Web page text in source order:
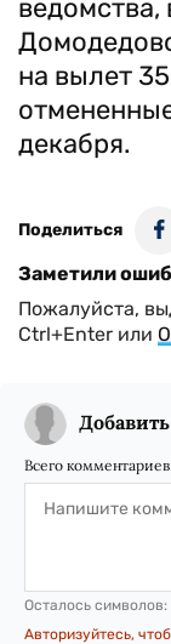
ведомства,
на вылет
декабря.
Поделиться
Заметили
Пожалуйста,
Ctrl+Enter или
Всего
Осталось символов:
Авторизуйтесь,